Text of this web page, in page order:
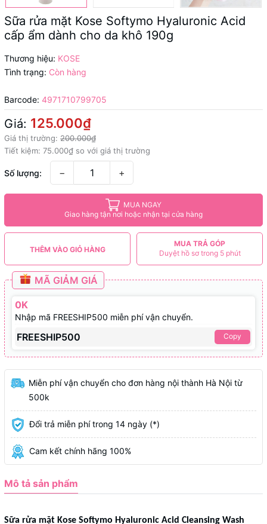
Sữa rửa mặt Kose Softymo Hyaluronic Acid
cấp ẩm dành cho da khô 190g
Thương hiệu: KOSE
Tình trạng: Còn hàng
Barcode: 4971710799705
Giá: 125.000₫
Giá thị trường: 200.000₫
Tiết kiệm: 75.000₫ so với giá thị trường
Số lượng: − +
MUA NGAY
Giao hàng tận nơi hoặc nhận tại cửa hàng
THÊM VÀO GIỎ HÀNG
MUA TRẢ GÓP
Duyệt hồ sơ trong 5 phút
MÃ GIẢM GIÁ
0K
Nhập mã FREESHIP500 miễn phí vận chuyển.
FREESHIP500 Copy
Miễn phí vận chuyển cho đơn hàng nội thành Hà Nội từ
500k
Đổi trả miễn phí trong 14 ngày (*)
Cam kết chính hãng 100%
Mô tả sản phẩm
Sữa rửa mặt Kose Softymo Hyaluronic Acid Cleansing Wash